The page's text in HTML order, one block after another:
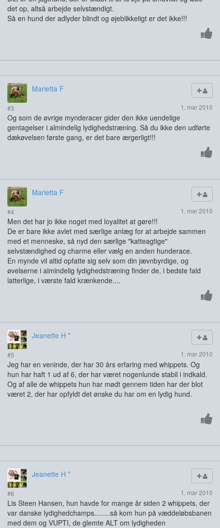
det op, altså arbejde selvstændigt.
Så en hund der adlyder blindt og øjeblikkeligt er det ikke!!!
Marietta F
#3 1. mar 2010
Og som de øvrige mynderacer gider den ikke uendelige
gentagelser i almindelig lydighedstræning. Så du ikke den udførte
dækøvelsen første gang, er det bare ærgerligt!!!
Marietta F
#4 1. mar 2010
Men det har jo ikke noget med loyalitet at gøre!!!
De er bare ikke avlet med særlige anlæg for at arbejde sammen
med et menneske, så nyd den særlige "katteagtige"
selvstændighed og charme eller vælg en anden hunderace.
En mynde vil altid opfatte sig selv som din jævnbyrdige, og
øvelserne i almindelig lydighedstræning finder de, i bedste fald
latterlige, i værste fald krænkende....
Jeanette H *
#5 1. mar 2010
Jeg har en veninde, der har 30 års erfaring med whippets. Og
hun har haft 1 ud af 6, der har været nogenlunde stabil i indkald.
Og af alle de whippets hun har mødt gennem tiden har der blot
været 2, der har opfyldt det ønske du har om en lydig hund.
Jeanette H *
#6 1. mar 2010
Lis Steen Hansen, hun havde for mange år siden 2 whippets, der
var danske lydighedchamps........så kom hun på væddeløbsbanen
med dem og VUPTI, de glemte ALT om lydigheden